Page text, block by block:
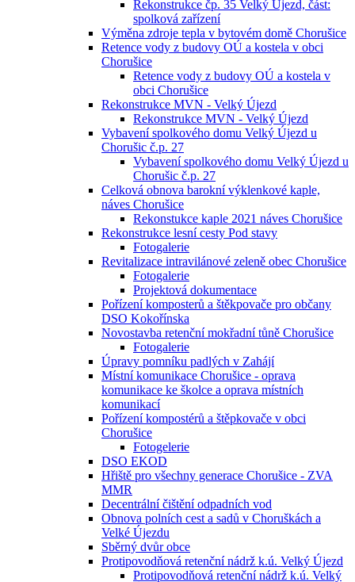
Rekonstrukce čp. 35 Velký Újezd, část:
spolková zařízení
Výměna zdroje tepla v bytovém domě Chorušice
Retence vody z budovy OÚ a kostela v obci
Chorušice
Retence vody z budovy OÚ a kostela v
obci Chorušice
Rekonstrukce MVN - Velký Újezd
Rekonstrukce MVN - Velký Újezd
Vybavení spolkového domu Velký Újezd u
Chorušic č.p. 27
Vybavení spolkového domu Velký Újezd u
Chorušic č.p. 27
Celková obnova barokní výklenkové kaple,
náves Chorušice
Rekonstukce kaple 2021 náves Chorušice
Rekonstrukce lesní cesty Pod stavy
Fotogalerie
Revitalizace intravilánové zeleně obec Chorušice
Fotogalerie
Projektová dokumentace
Pořízení komposterů a štěkpovače pro občany
DSO Kokořínska
Novostavba retenční mokřadní tůně Chorušice
Fotogalerie
Úpravy pomníku padlých v Zahájí
Místní komunikace Chorušice - oprava
komunikace ke školce a oprava místních
komunikací
Pořízení kompostérů a štěpkovače v obci
Chorušice
Fotogelerie
DSO EKOD
Hřiště pro všechny generace Chorušice - ZVA
MMR
Decentrální čištění odpadních vod
Obnova polních cest a sadů v Choruškách a
Velké Újezdu
Sběrný dvůr obce
Protipovodňová retenční nádrž k.ú. Velký Újezd
Protipovodňová retenční nádrž k.ú. Velký